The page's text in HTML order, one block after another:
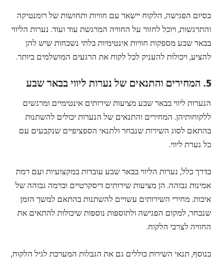
בסיום הפגישה, הלקוח יישאר עם חוויות ותחושות של רומנטיקה
והתרגשות, ויוכל לחזור על החוויה המרגשת עוד ועוד. נערות הליווי
בבאר שבע מספקות חוויות אינטימיות בלתי נשכחות שיש להן
להציע, ויכולות להעניק לכל לקוח את הרגעים המושלמים ביותר.
5. המחירים והתנאים של נערות ליווי בבאר שבע
הנערות ליווי בבאר שבע מציעות שירותים אינטימיים ומרגשים
ללקוחותיהן. המחירים והתנאים של הנערות יכולים להשתנות
בהתאם לסוג השירות שנבחר ולתנאי הספציפיים שנקבעים עם
כל נערת ליווי.
בדרך כלל, נערות הליווי בבאר שבע עובדות במקצועיות ועם רמת
אמינות גבוהה. הן מציעות שירותים דיסקרטיים וברמה גבוהה של
איכות. מחירי השירותים עשויים להשתנות בהתאם למשך הזמן
שנבחר, למקום הפגישה ולתוספות נוספות שיכולות להתאים את
החוויה לצרכי הלקוח.
בנוסף, תנאי השירות כוללים גם את הגבלות המערכת לגיל הלקוח,